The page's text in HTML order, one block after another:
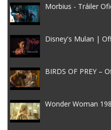
Morbius - Tráiler
Disney's Mulan |
BIRDS OF PREY –
Wonder Woman